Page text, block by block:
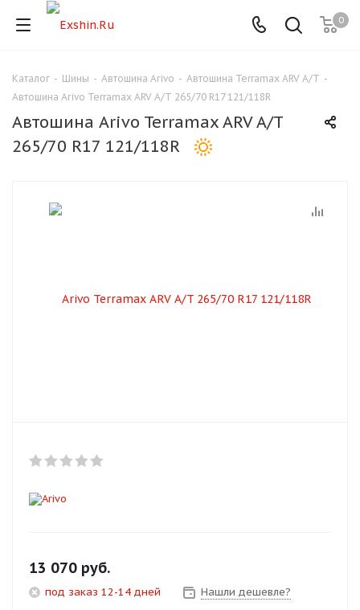
0
Каталог - Шины - Автошина Arivo - Автошина Terramax ARV A/T -
Автошина Arivo Terramax ARV A/T 265/70 R17 121/118R
Автошина Arivo Terramax ARV A/T
265/70 R17 121/118R
13 070 руб.
под заказ 12-14 дней Нашли дешевле?
Для клиентов всех банков
Разбейте
оплату на части
Сегодня
Оплачивайте сегодня только
Оставшиеся 75
% будут